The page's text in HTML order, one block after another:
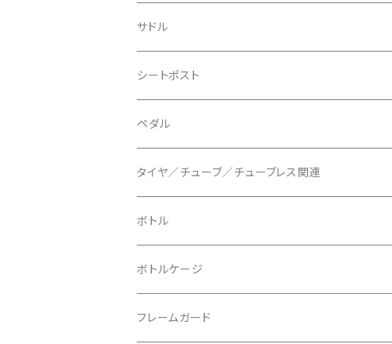
BLACKBURN/ブラックバーン
BLB/ビーエルビー
BLUEGRASS/ブルーグラス
BONTRAGER/ボントレガー
BURGTEC/バーグテック
BUSCH＋MULLER/ブッシュ＆ミュラー
CAMELBAK/キャメルバッグ
ケーブル類
チェーンガイド／キャッチャー
チェーンリング
ディスクブレーキ
ブレーキローター
ブレーキパッド
ディレーラーハンガー
トップキャップ
ベル
バーテープ
グリップカラー / バーエンドキャップ
サドル
シートポスト
ドロッパーポスト
シートクランプ
ペダル
ビンディングペダル
フラットペダル
クリート
タイヤ／チューブ／チューブレス関連
700c
29" / 27.5"
〜26"
ボトル
ボトルケージ
フレームガード